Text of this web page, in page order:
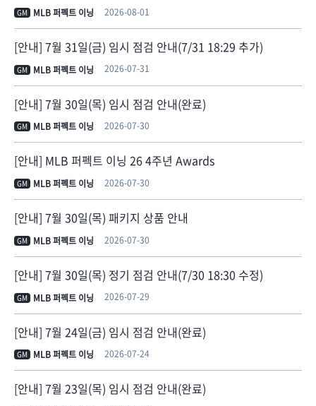
GM MLB 퍼펙트 이닝 2026-08-01
[안내] 7월 31일(금) 임시 점검 안내(7/31 18:29 추가)
GM MLB 퍼펙트 이닝 2026-07-31
[안내] 7월 30일(목) 임시 점검 안내(완료)
GM MLB 퍼펙트 이닝 2026-07-30
[안내] MLB 퍼펙트 이닝 26 4주년 Awards
GM MLB 퍼펙트 이닝 2026-07-30
[안내] 7월 30일(목) 패키지 상품 안내
GM MLB 퍼펙트 이닝 2026-07-30
[안내] 7월 30일(목) 정기 점검 안내(7/30 18:30 수정)
GM MLB 퍼펙트 이닝 2026-07-29
[안내] 7월 24일(금) 임시 점검 안내(완료)
GM MLB 퍼펙트 이닝 2026-07-24
[안내] 7월 23일(목) 임시 점검 안내(완료)